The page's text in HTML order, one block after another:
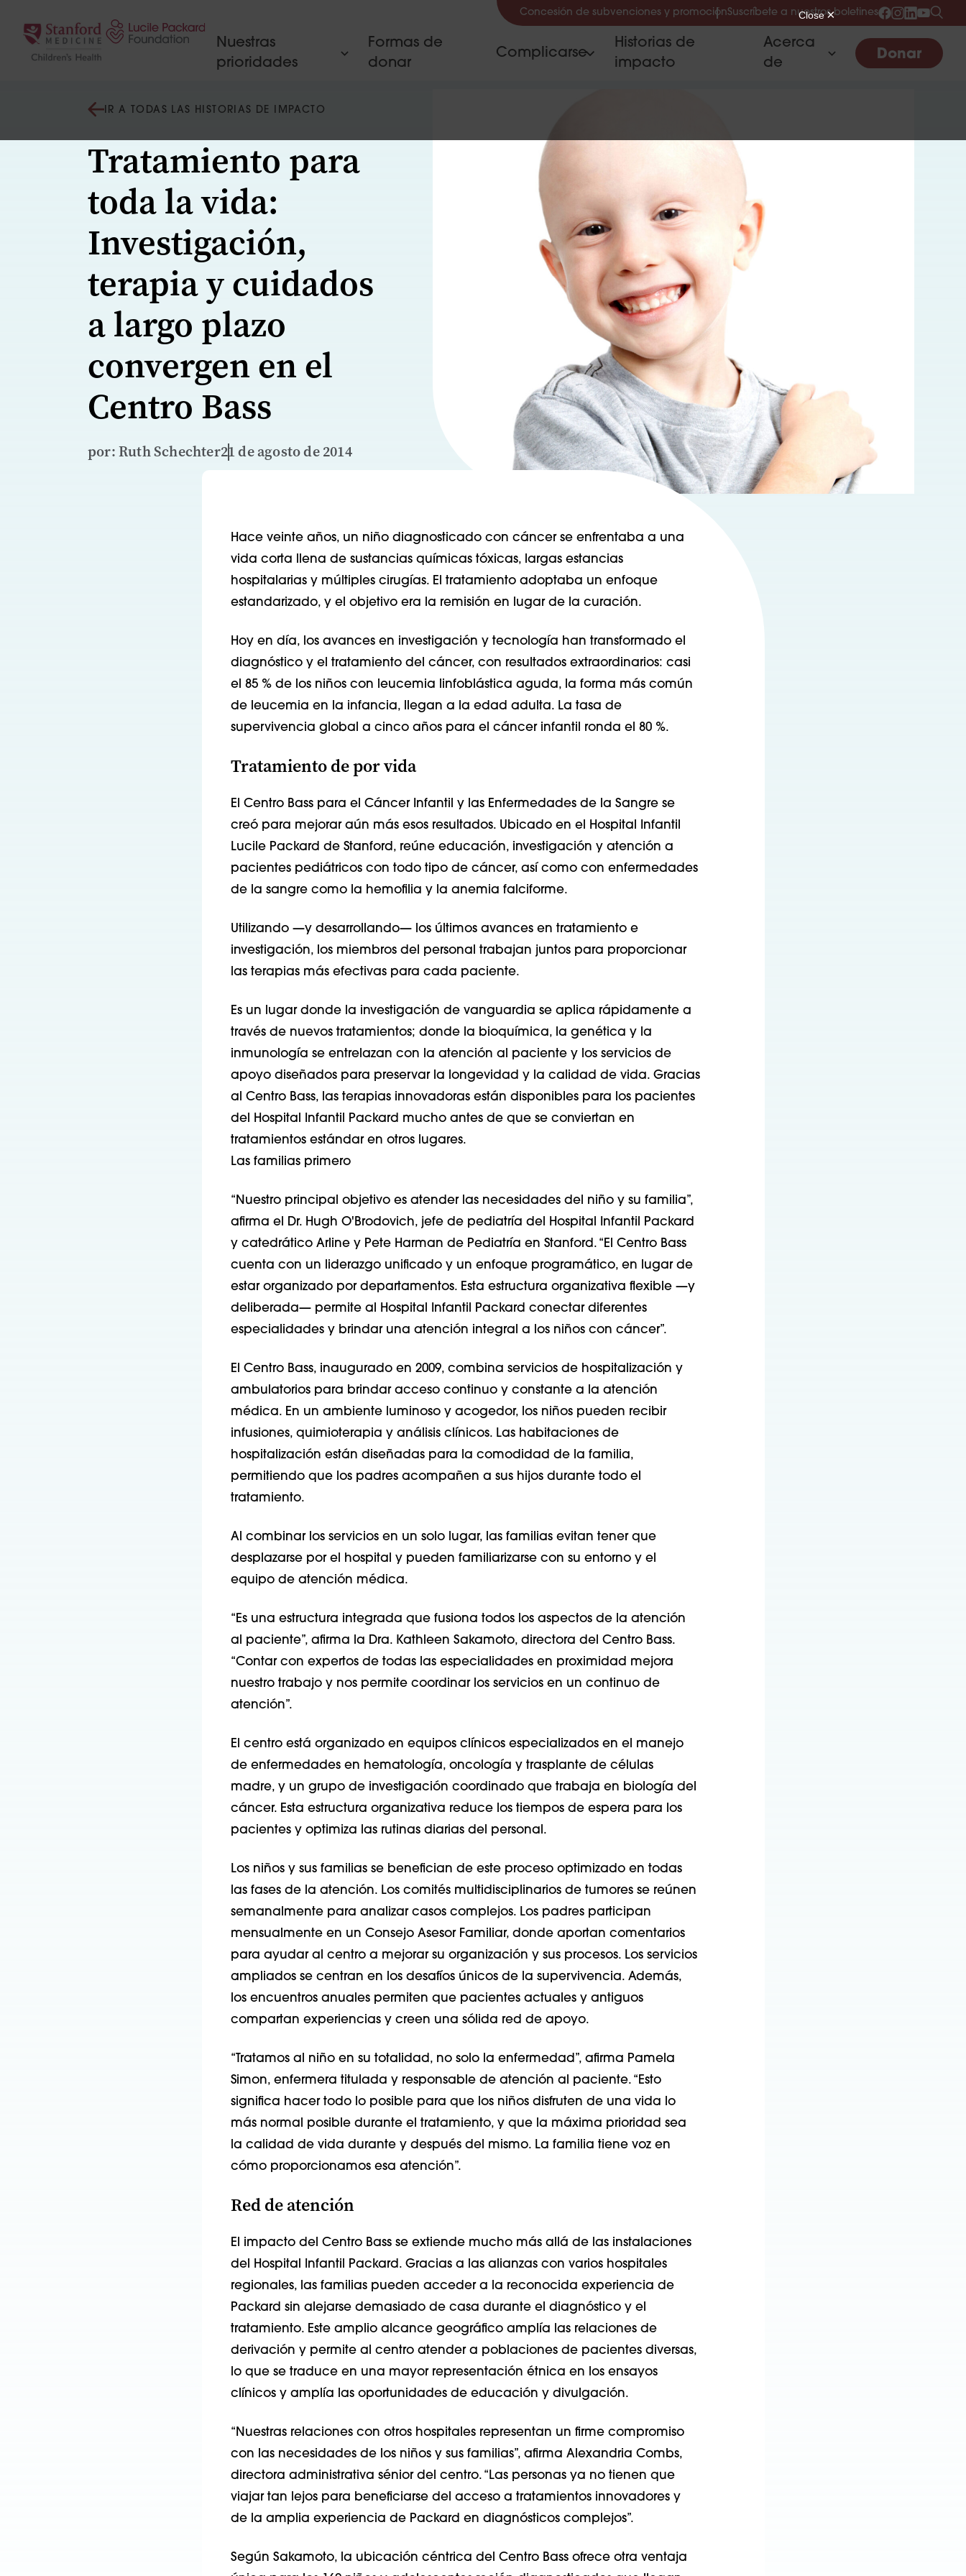
Concesión de subvenciones y promociónSuscríbete a nuestros boletines
Nuestras
prioridades
Formas de
donar
Complicarse
Historias de
impacto
Acerca
de
Donar
IR A TODAS LAS HISTORIAS DE IMPACTO
Tratamiento para
toda la vida:
Investigación,
terapia y cuidados
a largo plazo
convergen en el
Centro Bass
por: Ruth Schechter21 de agosto de 2014
Hace veinte años, un niño diagnosticado con cáncer se enfrentaba a una
vida corta llena de sustancias químicas tóxicas, largas estancias
hospitalarias y múltiples cirugías. El tratamiento adoptaba un enfoque
estandarizado, y el objetivo era la remisión en lugar de la curación.
Hoy en día, los avances en investigación y tecnología han transformado el
diagnóstico y el tratamiento del cáncer, con resultados extraordinarios: casi
el 85 % de los niños con leucemia linfoblástica aguda, la forma más común
de leucemia en la infancia, llegan a la edad adulta. La tasa de
supervivencia global a cinco años para el cáncer infantil ronda el 80 %.
Tratamiento de por vida
El Centro Bass para el Cáncer Infantil y las Enfermedades de la Sangre se
creó para mejorar aún más esos resultados. Ubicado en el Hospital Infantil
Lucile Packard de Stanford, reúne educación, investigación y atención a
pacientes pediátricos con todo tipo de cáncer, así como con enfermedades
de la sangre como la hemofilia y la anemia falciforme.
Utilizando —y desarrollando— los últimos avances en tratamiento e
investigación, los miembros del personal trabajan juntos para proporcionar
las terapias más efectivas para cada paciente.
Es un lugar donde la investigación de vanguardia se aplica rápidamente a
través de nuevos tratamientos; donde la bioquímica, la genética y la
inmunología se entrelazan con la atención al paciente y los servicios de
apoyo diseñados para preservar la longevidad y la calidad de vida. Gracias
al Centro Bass, las terapias innovadoras están disponibles para los pacientes
del Hospital Infantil Packard mucho antes de que se conviertan en
tratamientos estándar en otros lugares.
Las familias primero
“Nuestro principal objetivo es atender las necesidades del niño y su familia”,
afirma el Dr. Hugh O'Brodovich, jefe de pediatría del Hospital Infantil Packard
y catedrático Arline y Pete Harman de Pediatría en Stanford. “El Centro Bass
cuenta con un liderazgo unificado y un enfoque programático, en lugar de
estar organizado por departamentos. Esta estructura organizativa flexible —y
deliberada— permite al Hospital Infantil Packard conectar diferentes
especialidades y brindar una atención integral a los niños con cáncer”.
El Centro Bass, inaugurado en 2009, combina servicios de hospitalización y
ambulatorios para brindar acceso continuo y constante a la atención
médica. En un ambiente luminoso y acogedor, los niños pueden recibir
infusiones, quimioterapia y análisis clínicos. Las habitaciones de
hospitalización están diseñadas para la comodidad de la familia,
permitiendo que los padres acompañen a sus hijos durante todo el
tratamiento.
Al combinar los servicios en un solo lugar, las familias evitan tener que
desplazarse por el hospital y pueden familiarizarse con su entorno y el
equipo de atención médica.
“Es una estructura integrada que fusiona todos los aspectos de la atención
al paciente”, afirma la Dra. Kathleen Sakamoto, directora del Centro Bass.
“Contar con expertos de todas las especialidades en proximidad mejora
nuestro trabajo y nos permite coordinar los servicios en un continuo de
atención”.
El centro está organizado en equipos clínicos especializados en el manejo
de enfermedades en hematología, oncología y trasplante de células
madre, y un grupo de investigación coordinado que trabaja en biología del
cáncer. Esta estructura organizativa reduce los tiempos de espera para los
pacientes y optimiza las rutinas diarias del personal.
Los niños y sus familias se benefician de este proceso optimizado en todas
las fases de la atención. Los comités multidisciplinarios de tumores se reúnen
semanalmente para analizar casos complejos. Los padres participan
mensualmente en un Consejo Asesor Familiar, donde aportan comentarios
para ayudar al centro a mejorar su organización y sus procesos. Los servicios
ampliados se centran en los desafíos únicos de la supervivencia. Además,
los encuentros anuales permiten que pacientes actuales y antiguos
compartan experiencias y creen una sólida red de apoyo.
“Tratamos al niño en su totalidad, no solo la enfermedad”, afirma Pamela
Simon, enfermera titulada y responsable de atención al paciente. “Esto
significa hacer todo lo posible para que los niños disfruten de una vida lo
más normal posible durante el tratamiento, y que la máxima prioridad sea
la calidad de vida durante y después del mismo. La familia tiene voz en
cómo proporcionamos esa atención”.
Red de atención
El impacto del Centro Bass se extiende mucho más allá de las instalaciones
del Hospital Infantil Packard. Gracias a las alianzas con varios hospitales
regionales, las familias pueden acceder a la reconocida experiencia de
Packard sin alejarse demasiado de casa durante el diagnóstico y el
tratamiento. Este amplio alcance geográfico amplía las relaciones de
derivación y permite al centro atender a poblaciones de pacientes diversas,
lo que se traduce en una mayor representación étnica en los ensayos
clínicos y amplía las oportunidades de educación y divulgación.
“Nuestras relaciones con otros hospitales representan un firme compromiso
con las necesidades de los niños y sus familias”, afirma Alexandria Combs,
directora administrativa sénior del centro. “Las personas ya no tienen que
viajar tan lejos para beneficiarse del acceso a tratamientos innovadores y
de la amplia experiencia de Packard en diagnósticos complejos”.
Según Sakamoto, la ubicación céntrica del Centro Bass ofrece otra ventaja